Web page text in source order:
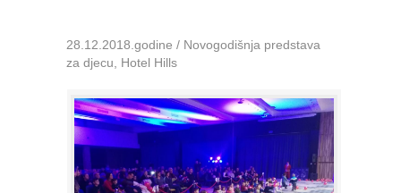
28.12.2018.godine / Novogodišnja predstava
za djecu, Hotel Hills